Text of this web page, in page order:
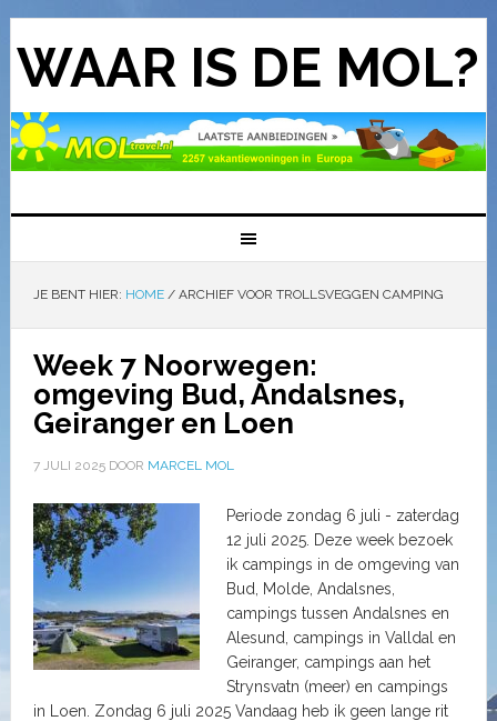
WAAR IS DE MOL?
JE BENT HIER: HOME /ARCHIEF VOOR TROLLSVEGGEN CAMPING
Week 7 Noorwegen:
omgeving Bud, Andalsnes,
Geiranger en Loen
7 JULI 2025DOOR MARCEL MOL
Periode zondag 6 juli - zaterdag
12 juli 2025. Deze week bezoek
ik campings in de omgeving van
Bud, Molde, Andalsnes,
campings tussen Andalsnes en
Alesund, campings in Valldal en
Geiranger, campings aan het
Strynsvatn (meer) en campings
in Loen. Zondag 6 juli 2025 Vandaag heb ik geen lange rit